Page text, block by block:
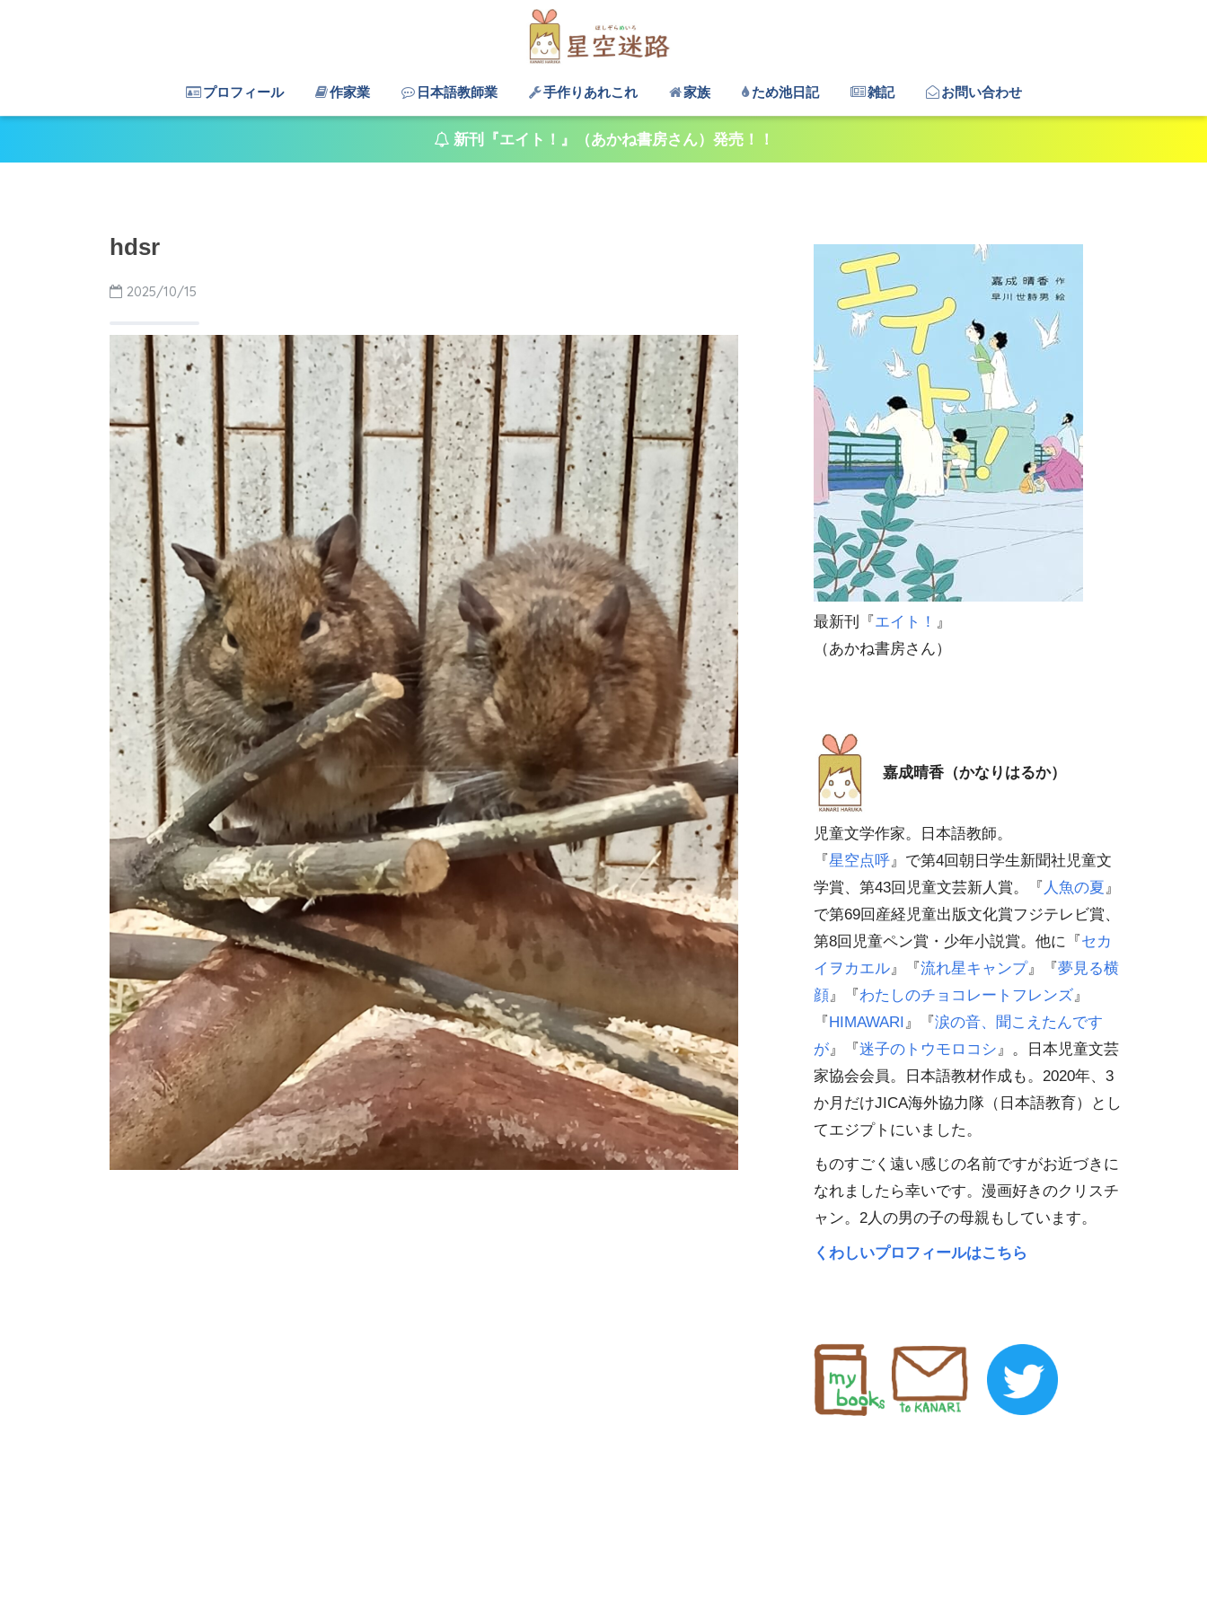
プロフィール 作家業 日本語教師業 手作りあれこれ 家族 ため池日記 雑記 お問い合わせ
新刊『エイト！』（あかね書房さん）発売！！
hdsr
2025/10/15
最新刊『エイト！ 』
（あかね書房さん）
嘉成晴香（かなりはるか）
児童文学作家。日本語教師。
『星空点呼』で第4回朝日学生新聞社児童文
学賞、第43回児童文芸新人賞。『 人魚の夏』
で第69回産経児童出版文化賞フジテレビ賞、
第8回児童ペン賞・少年小説賞。他に『セカ
イヲカエル』『流れ星キャンプ』『夢見る横
顔』『わたしのチョコレートフレンズ』
『HIMAWARI』『涙の音、聞こえたんです
が』『迷子のトウモロコシ』。日本児童文芸
家協会会員。日本語教材作成も。2020年、3
か月だけJICA海外協力隊（日本語教育）とし
てエジプトにいました。
ものすごく遠い感じの名前ですがお近づきに
なれましたら幸いです。漫画好きのクリスチ
ャン。2人の男の子の母親もしています。
くわしいプロフィールはこちら